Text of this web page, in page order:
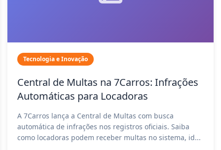
Tecnologia e Inovação
Central de Multas na 7Carros: Infrações
Automáticas para Locadoras
A 7Carros lança a Central de Multas com busca
automática de infrações nos registros oficiais. Saiba
como locadoras podem receber multas no sistema, id...